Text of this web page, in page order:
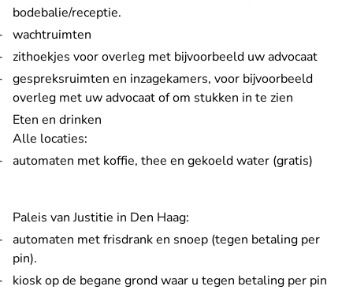
bodebalie/receptie.
wachtruimten
zithoekjes voor overleg met bijvoorbeeld uw advocaat
gespreksruimten en inzagekamers, voor bijvoorbeeld
overleg met uw advocaat of om stukken in te zien
Eten en drinken
Alle locaties:
automaten met koffie, thee en gekoeld water (gratis)
Paleis van Justitie in Den Haag:
automaten met frisdrank en snoep (tegen betaling per
pin).
kiosk op de begane grond waar u tegen betaling per pin